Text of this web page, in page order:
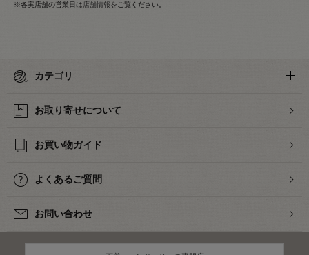
※各実店舗の営業日は店舗情報をご覧ください。
カテゴリ
お取り寄せについて
お買い物ガイド
よくあるご質問
お問い合わせ